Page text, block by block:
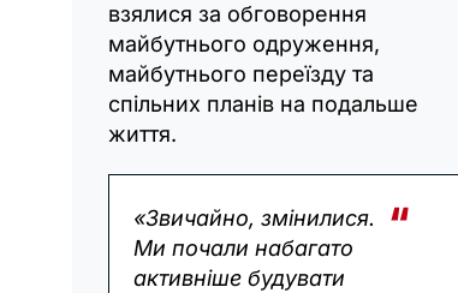
взялися за обговорення
майбутнього одруження,
майбутнього переїзду та
спільних планів на подальше
життя.
«Звичайно, змінилися.
Ми почали набагато
активніше будувати